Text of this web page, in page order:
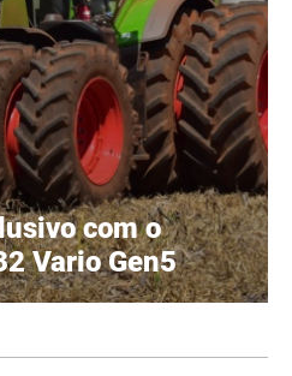
com o
Vario Gen5